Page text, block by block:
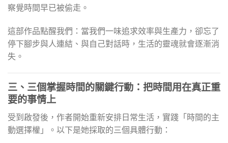
察覺時間早已被偷走。
這部作品點醒我們：當我們一味追求效率與生產力，卻忘了
停下腳步與人連結、與自己對話時，生活的靈魂就會逐漸消
失。
三、三個掌握時間的關鍵行動：把時間用在真正重
要的事情上
受到啟發後，作者開始重新安排日常生活，實踐「時間的主
動選擇權」。以下是她採取的三個具體行動：